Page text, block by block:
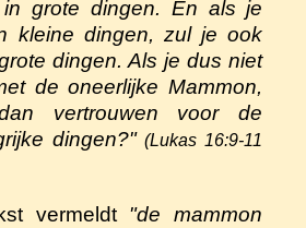
grote dingen. En als je
kleine dingen, zul je ook
dingen. Als je dus niet
de oneerlijke Mammon,
vertrouwen voor de
dingen?"(Lukas 16:9-11
vermeldt "de mammon